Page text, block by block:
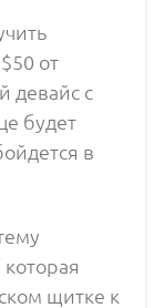
от
девайс с
будет
в
щитке к